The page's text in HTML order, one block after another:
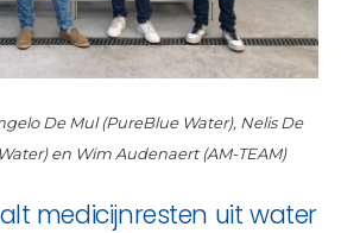
medicijnresten uit water
De Mul (PureBlue Water), Nelis De
en Wim Audenaert (AM-TEAM)